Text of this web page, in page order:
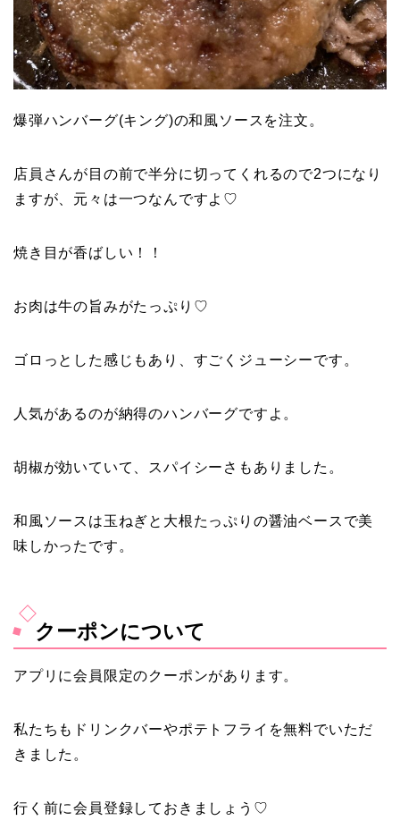
爆弾ハンバーグ(キング)の和風ソースを注文。
店員さんが目の前で半分に切ってくれるので2つになり
ますが、元々は一つなんですよ♡
焼き目が香ばしい！！
お肉は牛の旨みがたっぷり♡
ゴロっとした感じもあり、すごくジューシーです。
人気があるのが納得のハンバーグですよ。
胡椒が効いていて、スパイシーさもありました。
和風ソースは玉ねぎと大根たっぷりの醤油ベースで美
味しかったです。
クーポンについて
アプリに会員限定のクーポンがあります。
私たちもドリンクバーやポテトフライを無料でいただ
きました。
行く前に会員登録しておきましょう♡